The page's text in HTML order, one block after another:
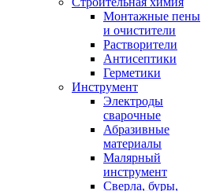
Монтажные пены
и очистители
Растворители
Антисептики
Герметики
Инструмент
Электроды
сварочные
Абразивные
материалы
Малярный
инструмент
Сверла, буры,